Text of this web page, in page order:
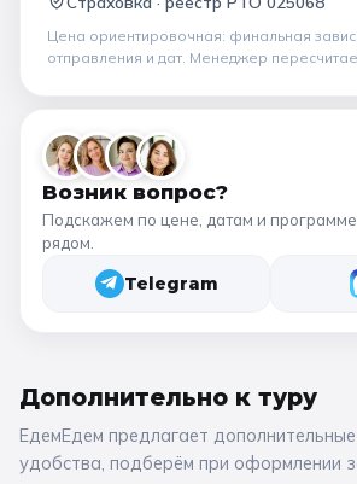
Цена ориентировочная: финальная
отправления и дат . Менеджер
Возник вопрос?
Подскажем по цене, датам и
рядом.
Telegram
Дополнительно к туру
ЕдемЕдем предлагает
удобства, подберём при оформлении